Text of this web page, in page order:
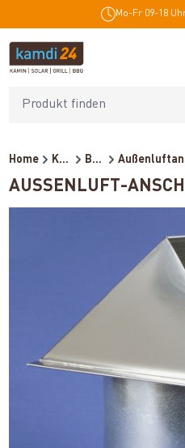
Mo-Fr 09-18
Home Kaminzubehör Be- und Entlüftung
AUSSENLUFT-